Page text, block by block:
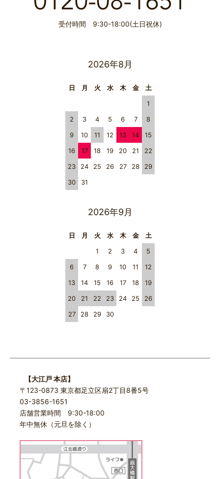
受付時間 9:30-18:00(土日祝休)
2026年8月
日 月 火 水 木 金
土
1
2
3 4 5 6 7
8
9
10 11 12 13 14
15
16
17 18 19 20 21
22
23
24 25 26 27 28
29
30
31
2026年9月
日 月 火 水 木 金
土
1
2 3 4
5
6
7 8 9 10 11
12
13
14 15 16 17 18
19
20
21 22 23 24 25
26
27
28 29 30
【大江戸 本店】
〒123-0873 東京都足立区扇2丁目8番5号
03-3856-1651
店舗営業時間 9:30-18:00
年中無休（元旦を除く）